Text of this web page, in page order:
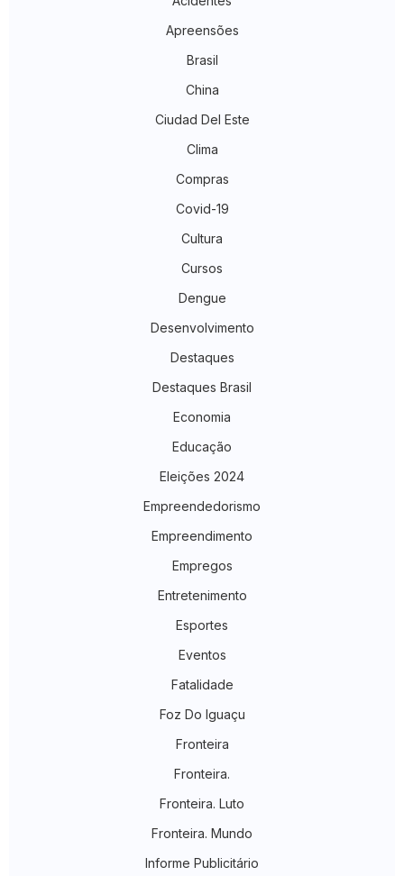
Apreensões
Brasil
China
Ciudad Del Este
Clima
Compras
Covid-19
Cultura
Cursos
Dengue
Desenvolvimento
Destaques
Destaques Brasil
Economia
Educação
Eleições 2024
Empreendedorismo
Empreendimento
Empregos
Entretenimento
Esportes
Eventos
Fatalidade
Foz Do Iguaçu
Fronteira
Fronteira.
Fronteira. Luto
Fronteira. Mundo
Informe Publicitário